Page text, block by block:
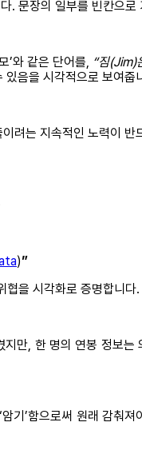
문장의 일부를 빈칸으
’와 같은 단어를, “짐(Jim)
음을 시각적으로 보여줍
려는 지속적인 노력이 반
)”
협을 시각화로 증명합니다.
만, 한 명의 연봉 정보
기’함으로써 원래 감춰